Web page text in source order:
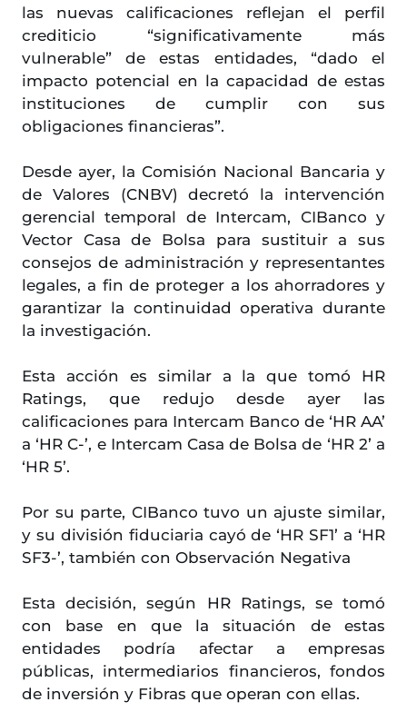
las nuevas calificaciones reflejan el perfil
crediticio “significativamente más
vulnerable” de estas entidades, “dado el
impacto potencial en la capacidad de estas
instituciones de cumplir con sus
obligaciones financieras”.
Desde ayer, la Comisión Nacional Bancaria y
de Valores (CNBV) decretó la intervención
gerencial temporal de Intercam, CIBanco y
Vector Casa de Bolsa para sustituir a sus
consejos de administración y representantes
legales, a fin de proteger a los ahorradores y
garantizar la continuidad operativa durante
la investigación.
Esta acción es similar a la que tomó HR
Ratings, que redujo desde ayer las
calificaciones para Intercam Banco de ‘HR AA’
a ‘HR C-’, e Intercam Casa de Bolsa de ‘HR 2’ a
‘HR 5’.
Por su parte, CIBanco tuvo un ajuste similar,
y su división fiduciaria cayó de ‘HR SF1’ a ‘HR
SF3-’, también con Observación Negativa
Esta decisión, según HR Ratings, se tomó
con base en que la situación de estas
entidades podría afectar a empresas
públicas, intermediarios financieros, fondos
de inversión y Fibras que operan con ellas.